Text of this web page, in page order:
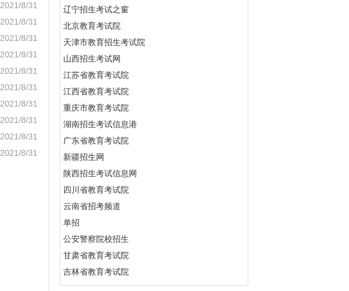
2021/8/31
2021/8/31
2021/8/31
2021/8/31
2021/8/31
2021/8/31
2021/8/31
2021/8/31
2021/8/31
2021/8/31
辽宁招生考试之窗
北京教育考试院
天津市教育招生考试院
山西招生考试网
江苏省教育考试院
江西省教育考试院
重庆市教育考试院
湖南招生考试信息港
广东省教育考试院
新疆招生网
陕西招生考试信息网
四川省教育考试院
云南省招考频道
单招
公安警察院校招生
甘肃省教育考试院
吉林省教育考试院